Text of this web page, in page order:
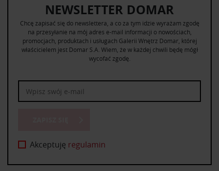
NEWSLETTER DOMAR
Chcę zapisać się do newslettera, a co za tym idzie wyrażam zgodę
na przesyłanie na mój adres e-mail informacji o nowościach,
promocjach, produktach i usługach Galerii Wnętrz Domar, której
właścicielem jest Domar S.A. Wiem, że w każdej chwili będę mógł
wycofać zgodę.
Akceptuję regulamin